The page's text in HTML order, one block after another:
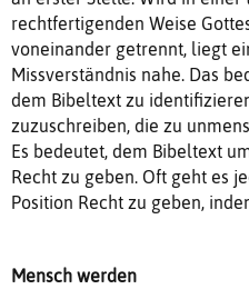
rechtfertigenden Weise
voneinander getrennt, liegt
Missverständnis nahe. Das
dem Bibeltext zu
zuzuschreiben, die zu
Es bedeutet, dem Bibeltext
Recht zu geben. Oft geht es
Position Recht zu geben,
Mensch werden